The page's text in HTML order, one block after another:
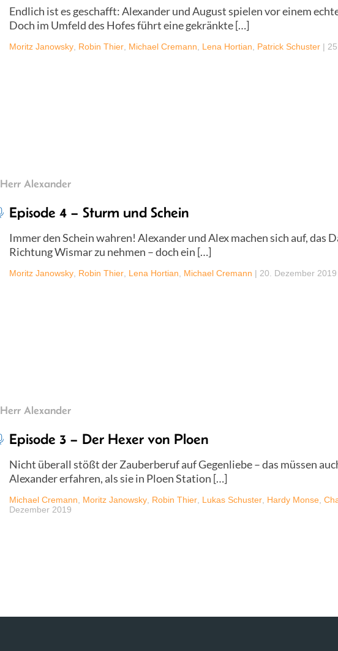
Endlich ist es geschafft: Alexander und August spielen vor einem
Doch im Umfeld des Hofes führt eine gekränkte […]
Moritz Janowsky Robin Thier Michael Cremann Lena Hortian Patrick Schuster |
Herr Alexander
Episode 4 – Sturm und Schein
Immer den Schein wahren! Alexander und Alex machen sich auf, das
Richtung Wismar zu nehmen – doch ein […]
Moritz Janowsky Robin Thier Lena Hortian Michael Cremann | 20. Dezember 2019
Herr Alexander
Episode 3 – Der Hexer von Ploen
Nicht überall stößt der Zauberberuf auf Gegenliebe – das müssen
Alexander erfahren, als sie in Ploen Station […]
Michael Cremann Moritz Janowsky Robin Thier Lukas Schuster Hardy Monse
Dezember 2019